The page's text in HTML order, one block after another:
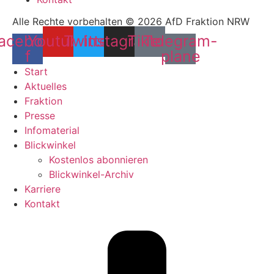
Alle Rechte vorbehalten © 2026 AfD Fraktion NRW
f
YoutubeTwitter
Instagram
Tiktok
Telegram-
plane
Start
Aktuelles
Fraktion
Presse
Infomaterial
Blickwinkel
Kostenlos abonnieren
Blickwinkel-Archiv
Karriere
Kontakt